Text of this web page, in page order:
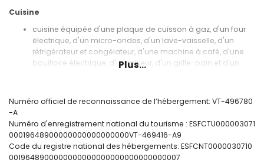
Cuisine
cuisine équipée d'une plaque de cuisson à gaz, d'un four
électrique, d'un micro-ondes, d'un lave-vaisselle, d'un
réfrigérateur et congélateur, d'une machine à café, d'une
bouilloire électrique, d'un mixeur, d'un grille-pain et d'un
ventilateur et salle de bains en suite
2 chambres climatisées, chacune avec lit double et salle
de bains en suite
chambre avec 2 lits simples (mesurant 200 par 90 cm)
Plus...
Numéro officiel de reconnaissance de l’hébergement: VT-496780
-A
Numéro d'enregistrement national du tourisme : ESFCTU000003071
00019648900000000000000000VT-469416-A9
Code du registre national des hébergements: ESFCNT0000030710
0019648900000000000000000000000000007